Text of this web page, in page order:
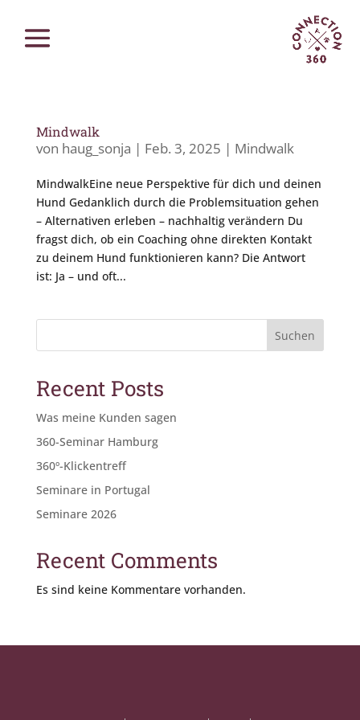
Mindwalk
von haug_sonja | Feb. 3, 2025 | Mindwalk
MindwalkEine neue Perspektive für dich und deinen
Hund Gedanklich durch die Problemsituation gehen
– Alternativen erleben – nachhaltig verändern Du
fragst dich, ob ein Coaching ohne direkten Kontakt
zu deinem Hund funktionieren kann? Die Antwort
ist: Ja – und oft...
Suchen
Recent Posts
Was meine Kunden sagen
360-Seminar Hamburg
360º-Klickentreff
Seminare in Portugal
Seminare 2026
Recent Comments
Es sind keine Kommentare vorhanden.